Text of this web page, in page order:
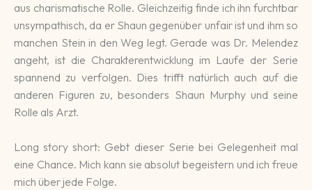
aus charis­ma­ti­sche Rolle. Gleich­zeitig finde ich ihn furcht­bar
un­sym­pa­thisch, da er Shaun gegen­über un­fair ist und ihm so
man­chen Stein in den Weg legt. Gera­de was Dr. Melen­dez
an­geht, ist die Cha­rak­ter­ent­wicklung im Laufe der Serie
spannend zu ver­fol­gen. Dies trifft na­tür­lich auch auf die
anderen Figuren zu, be­son­ders Shaun Murphy und seine
Rolle als Arzt.
Long story short: Gebt dieser Serie bei Gelegenheit mal
eine Chance. Mich kann sie absolut begeistern und ich freue
mich über jede Folge.